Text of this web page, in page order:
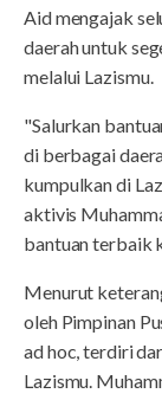
Aid mengajak
daerah untuk
melalui Lazismu.
"Salurkan
di berbagai
kumpulkan di
aktivis
bantuan terbaik
Menurut
oleh Pimpinan
ad hoc, terdiri
Lazismu.